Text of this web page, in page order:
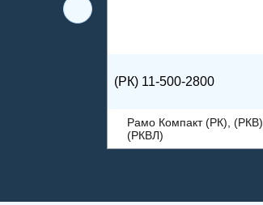
(РК) 11-500-2800
Рамо Компакт (РК), (РКВ),
(РКВЛ)